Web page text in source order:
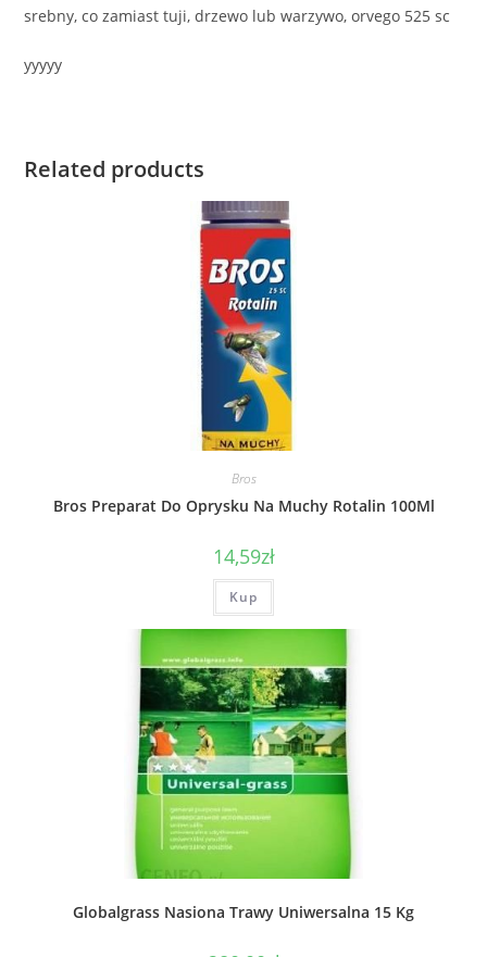
srebny, co zamiast tuji, drzewo lub warzywo, orvego 525 sc
yyyyy
Related products
Bros
Bros Preparat Do Oprysku Na Muchy Rotalin 100Ml
14,59zł
Kup
Globalgrass Nasiona Trawy Uniwersalna 15 Kg